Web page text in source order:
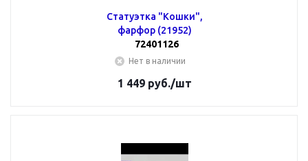
Статуэтка "Кошки",
фарфор (21952)
72401126
Нет в наличии
1 449руб./шт